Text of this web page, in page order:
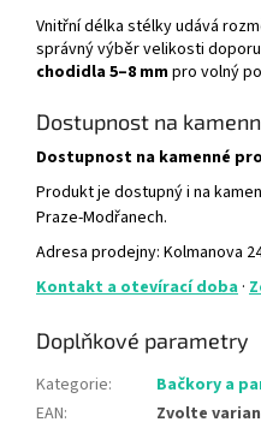
Vnitřní délka stélky udává
správný výběr velikosti
chodidla 5–8 mmpro volný
Dostupnost na
Dostupnost na kamenné
Produkt je dostupný i na
Praze-Modřanech.
Adresa prodejny: Kolmanova
Kontakt a otevírací doba ·
Doplňkové parametry
Kategorie:
Bačkory a
EAN:
Zvolte